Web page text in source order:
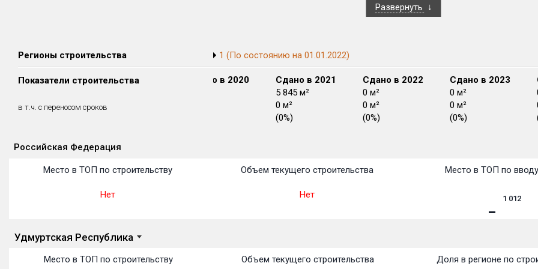
Развернуть
Регионы строительства 1 (По состоянию на 01.01.2022)
Показатели строительства
в т.ч. с переносом сроков
Сдано в 2018
0 м²
Сдано в 2019
0 м²
Сдано в 2020
Сдано в 2021
5 845 м²
0 м²
(0%)
Сдано в 2022
0 м²
0 м²
(0%)
Сдано в 2023
0 м²
0 м²
(0%)
Российская Федерация
Место в ТОП по строительству
Нет
Объем текущего строительства
Нет
Место в ТОП по
1 012
Удмуртская Республика
Место в ТОП по строительству Объем текущего строительства Доля в регионе по